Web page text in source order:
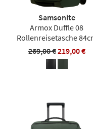
Samsonite
Armox Duffle 08
Rollenreisetasche
269,00 €219,00 €